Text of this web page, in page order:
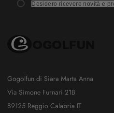
Desidero ricevere novità e
Gogolfun di Siara Marta Anna
Via Simone Furnari 21B
89125 Reggio Calabria IT